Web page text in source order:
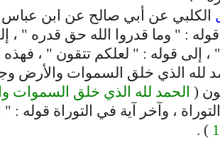
الكلبي عن أبي صالح عن ابن عباس
قوله : " وما قدروا الله حق قدره " ،
" ، إلى قوله : " لعلكم تتقون " ،
لله الذي خلق السموات والأرض
( الحمد لله الذي خلق السموات
، وآخر آية في التوراة قوله : "
) .